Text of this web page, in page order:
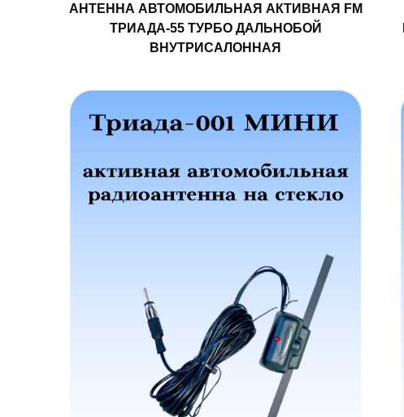
АНТЕННА АВТОМОБИЛЬНАЯ АКТИВНАЯ FM
ТРИАДА-55 ТУРБО ДАЛЬНОБОЙ
ВНУТРИСАЛОННАЯ